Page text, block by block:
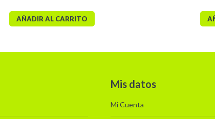
AÑADIR AL CARRITO
Mis datos
Mi Cuenta